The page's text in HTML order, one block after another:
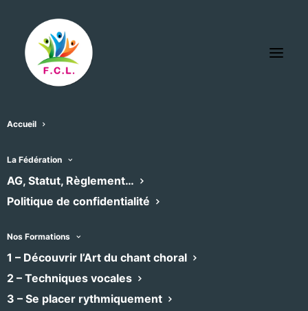
Accueil
La Fédération
AG, Statut, Règlement…
Politique de confidentialité
Nos Formations
1 – Découvrir l’Art du chant choral
2 – Techniques vocales
3 – Se placer rythmiquement
Espace La Pléiade
Adresse
Recevoir l’Itinéraire à suivre
Téléphone
0467596157